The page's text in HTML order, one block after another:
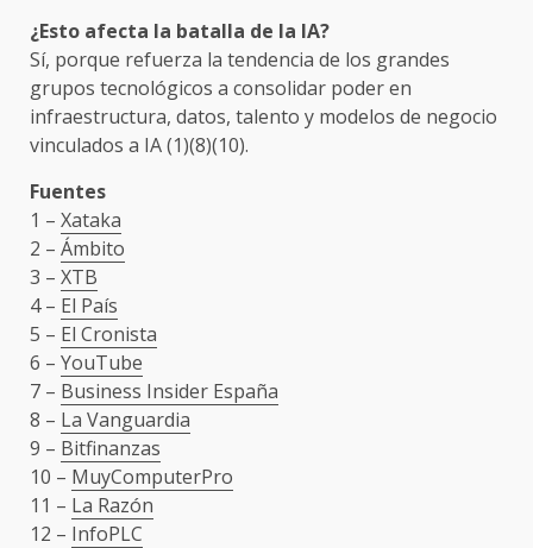
¿Esto afecta la batalla de la IA?
Sí, porque refuerza la tendencia de los grandes
grupos tecnológicos a consolidar poder en
infraestructura, datos, talento y modelos de negocio
vinculados a IA (1)(8)(10).
Fuentes
1 – Xataka
2 – Ámbito
3 – XTB
4 – El País
5 – El Cronista
6 – YouTube
7 – Business Insider España
8 – La Vanguardia
9 – Bitfinanzas
10 – MuyComputerPro
11 – La Razón
12 – InfoPLC